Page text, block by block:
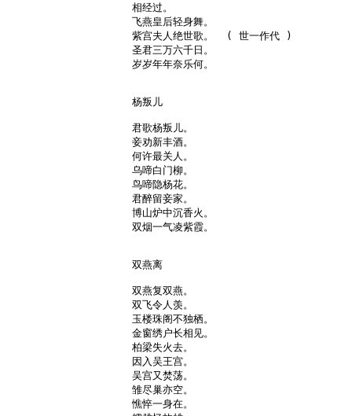
相经过。
飞燕皇后轻身舞。
紫宫夫人绝世歌。  ( 世一作代 )
圣君三万六千日。
岁岁年年奈乐何。
杨叛儿
君歌杨叛儿。
妾劝新丰酒。
何许最关人。
乌啼白门柳。
鸟啼隐杨花。
君醉留妾家。
博山炉中沉香火。
双烟一气凌紫霞。
双燕离
双燕复双燕。
双飞令人羡。
玉楼珠阁不独栖。
金窗绣户长相见。
柏梁失火去。
因入吴王宫。
吴宫又焚荡。
雏尽巢亦空。
憔悴一身在。